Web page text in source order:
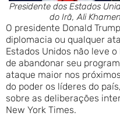
Presidente dos Estados
do Irã, Ali
O presidente Donald
diplomacia ou qualquer
Estados Unidos não leve
de abandonar seu
ataque maior nos
do poder os líderes do
sobre as deliberações
New York Times.